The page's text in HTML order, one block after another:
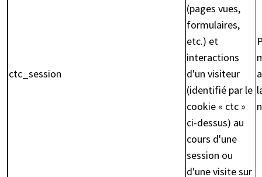
ctc_session
(pages vues,
formulaires,
etc.) et
interactions
d'un visiteur
(identifié par le
cookie « ctc »
ci-dessus) au
cours d'une
session ou
d'une visite sur